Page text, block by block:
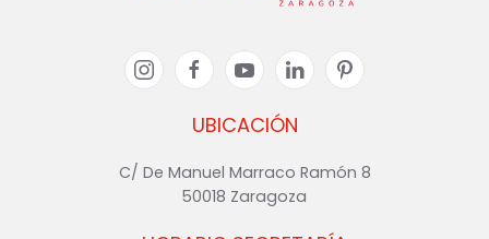
UBICACIÓN
C/ De Manuel Marraco Ramón 8
50018 Zaragoza